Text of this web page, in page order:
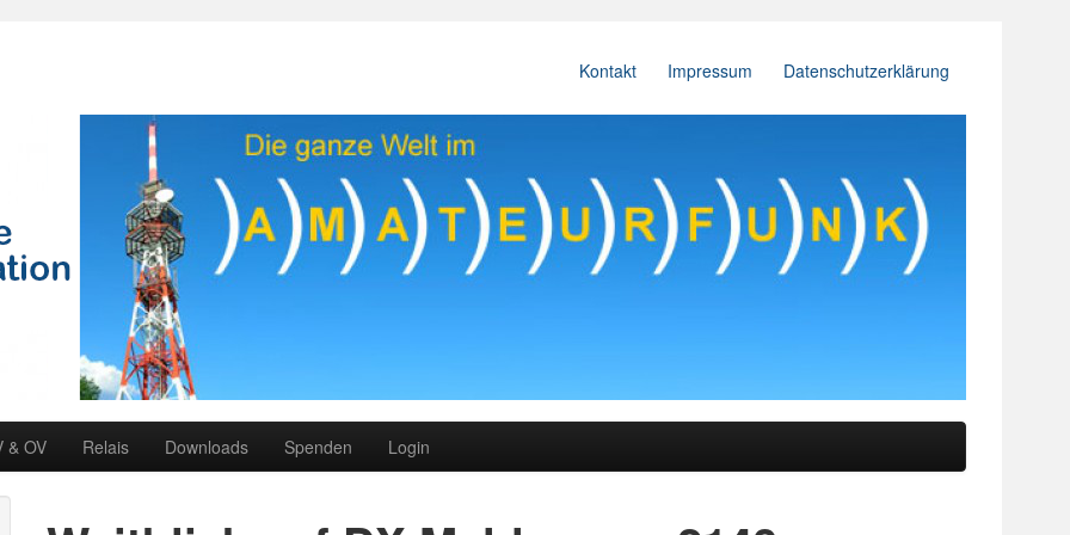
Kontakt Impressum Datenschutzerklärung
& OV Relais Downloads Spenden Login